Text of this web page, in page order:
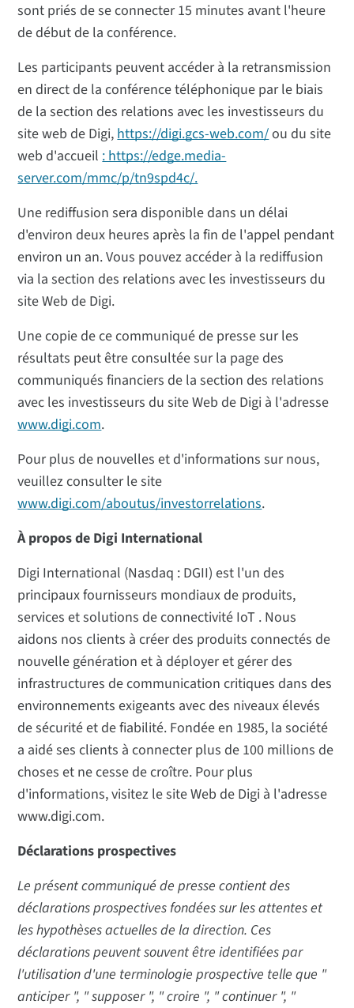
sont priés de se connecter 15 minutes avant l'heure
de début de la conférence.
Les participants peuvent accéder à la retransmission
en direct de la conférence téléphonique par le biais
de la section des relations avec les investisseurs du
site web de Digi,https://digi.gcs-web.com/ou du site
web d'accueil: https://edge.media-
server.com/mmc/p/tn9spd4c/.
Une rediffusion sera disponible dans un délai
d'environ deux heures après la fin de l'appel pendant
environ un an. Vous pouvez accéder à la rediffusion
via la section des relations avec les investisseurs du
site Web de Digi.
Une copie de ce communiqué de presse sur les
résultats peut être consultée sur la page des
communiqués financiers de la section des relations
avec les investisseurs du site Web de Digi à l'adresse
www.digi.com.
Pour plus de nouvelles et d'informations sur nous,
veuillez consulter le site
www.digi.com/aboutus/investorrelations.
À propos de Digi International
Digi International (Nasdaq : DGII) est l'un des
principaux fournisseurs mondiaux de produits,
services et solutions de connectivité IoT . Nous
aidons nos clients à créer des produits connectés de
nouvelle génération et à déployer et gérer des
infrastructures de communication critiques dans des
environnements exigeants avec des niveaux élevés
de sécurité et de fiabilité. Fondée en 1985, la société
a aidé ses clients à connecter plus de 100 millions de
choses et ne cesse de croître. Pour plus
d'informations, visitez le site Web de Digi à l'adresse
www.digi.com.
Déclarations prospectives
Le présent communiqué de presse contient des
déclarations prospectives fondées sur les attentes et
les hypothèses actuelles de la direction. Ces
déclarations peuvent souvent être identifiées par
l'utilisation d'une terminologie prospective telle que "
anticiper ", " supposer ", " croire ", " continuer ", "